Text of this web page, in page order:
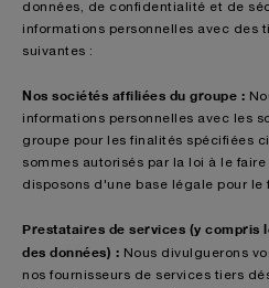
données, de confidentialité et de
informations personnelles avec des
suivantes :
Nos sociétés affiliées du groupe :
informations personnelles avec les
groupe pour les finalités spécifiées
sommes autorisés par la loi à le
disposons d'une base légale pour le
Prestataires de services (y compris
des données) : Nous divulguerons
nos fournisseurs de services tiers